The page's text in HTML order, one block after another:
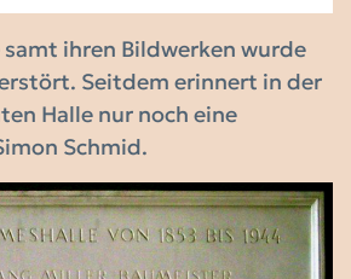
samt ihren Bildwerken wurde
Seitdem erinnert in der
Halle nur noch eine
Schmid.